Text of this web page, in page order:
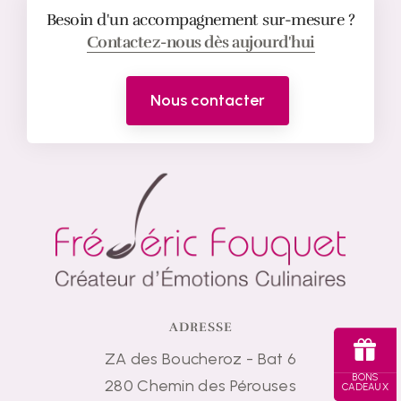
BONS
CADEAUX
Besoin d'un accompagnement sur-mesure ?
Contactez-nous dès aujourd'hui
Nous contacter
ADRESSE
ZA des Boucheroz - Bat 6
280 Chemin des Pérouses